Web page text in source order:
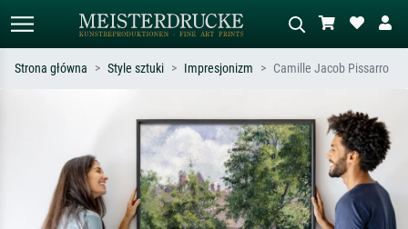
Szukaj wg artysty, tytułu lub stylu – np.
Monet, Gwiaździsta noc,
impresjonizm, fala Hokusaia, akt.
Opisz scenę – np. zielona łąka,
abstrakcja z czerwienią, ciemny olej,
stojący akt obok drzewa.
Strona główna Style sztuki Impresjonizm Camille Jacob Pissarro